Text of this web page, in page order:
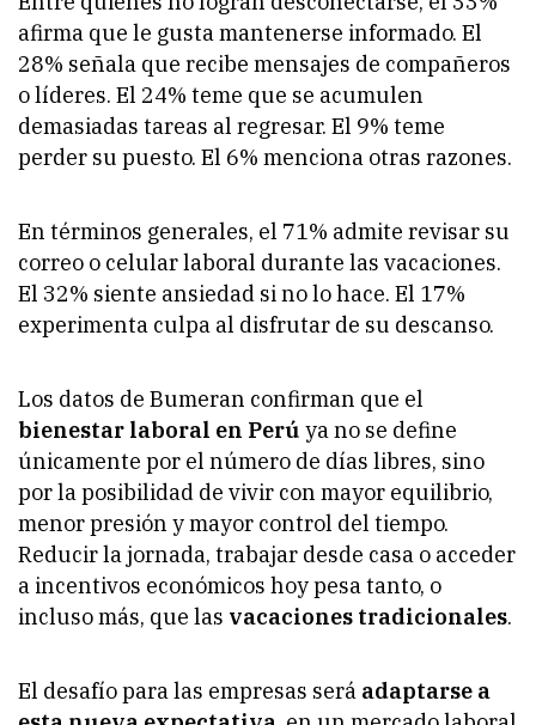
afirma que le gusta mantenerse informado. El
28% señala que recibe mensajes de compañeros
o líderes. El 24% teme que se acumulen
demasiadas tareas al regresar. El 9% teme
perder su puesto. El 6% menciona otras razones.
En términos generales, el 71% admite revisar su
correo o celular laboral durante las vacaciones.
El 32% siente ansiedad si no lo hace. El 17%
experimenta culpa al disfrutar de su descanso.
Los datos de Bumeran confirman que el
bienestar laboral en Perú ya no se define
únicamente por el número de días libres, sino
por la posibilidad de vivir con mayor equilibrio,
menor presión y mayor control del tiempo.
Reducir la jornada, trabajar desde casa o acceder
a incentivos económicos hoy pesa tanto, o
incluso más, que las vacaciones tradicionales.
El desafío para las empresas será adaptarse a